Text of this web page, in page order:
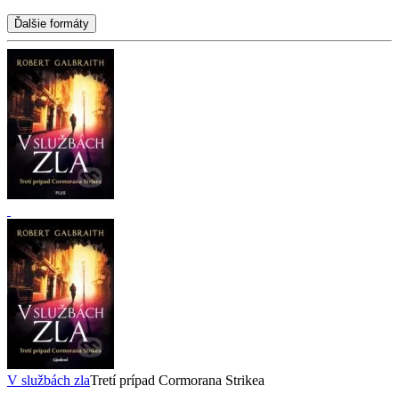
Ďalšie formáty
V službách zlaTretí prípad Cormorana Strikea